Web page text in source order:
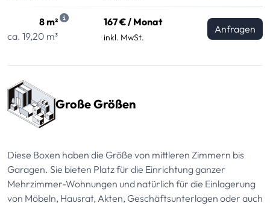
8 m²
ca. 19,20 m³
167 € / Monat
inkl. MwSt.
Anfragen
Große Größen
Diese Boxen haben die Größe von mittleren Zimmern bis
Garagen. Sie bieten Platz für die Einrichtung ganzer
Mehrzimmer-Wohnungen und natürlich für die Einlagerung
von Möbeln, Hausrat, Akten, Geschäftsunterlagen oder auch